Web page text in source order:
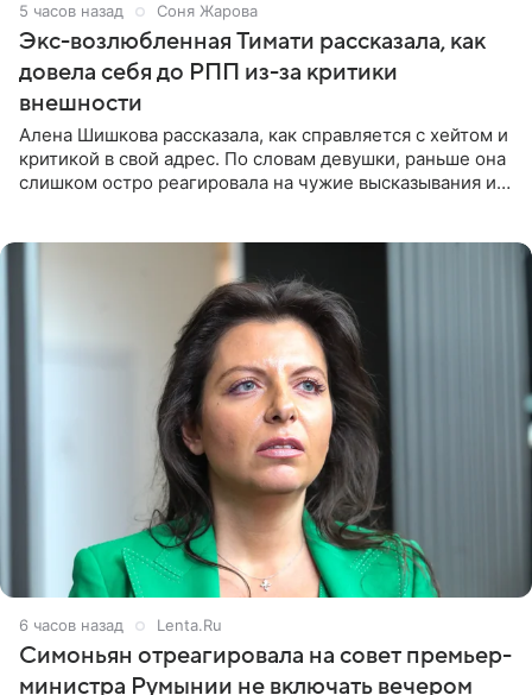
5 часов назад Соня Жарова
Экс-возлюбленная Тимати рассказала, как
довела себя до РПП из-за критики
внешности
Алена Шишкова рассказала, как справляется с хейтом и
критикой в свой адрес. По словам девушки, раньше она
слишком остро реагировала на чужие высказывания и
6 часов назад Lenta.Ru
Симоньян отреагировала на совет премьер-
министра Румынии не включать вечером